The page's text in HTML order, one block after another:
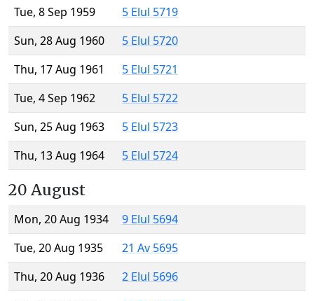
Tue, 8 Sep 1959
5 Elul 5719
Sun, 28 Aug 1960
5 Elul 5720
Thu, 17 Aug 1961
5 Elul 5721
Tue, 4 Sep 1962
5 Elul 5722
Sun, 25 Aug 1963
5 Elul 5723
Thu, 13 Aug 1964
5 Elul 5724
20 August
Mon, 20 Aug 1934
9 Elul 5694
Tue, 20 Aug 1935
21 Av 5695
Thu, 20 Aug 1936
2 Elul 5696